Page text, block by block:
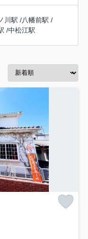
川駅 /八幡前駅 /
/中松江駅